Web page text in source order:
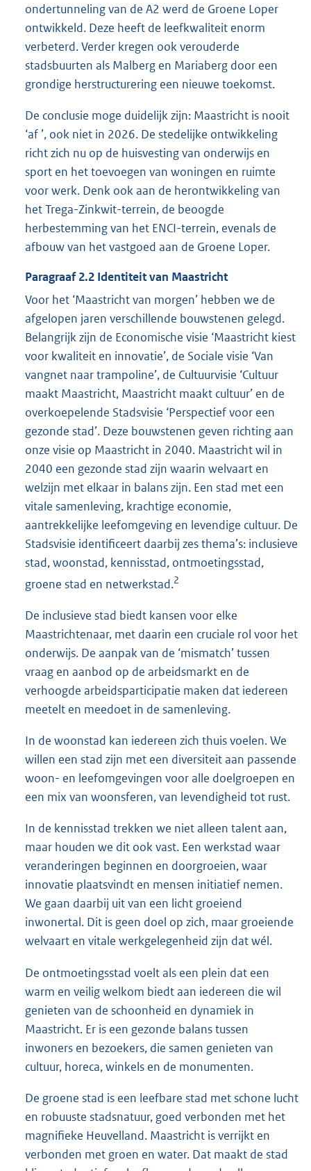
ondertunneling van de A2 werd de Groene Loper
ontwikkeld. Deze heeft de leefkwaliteit enorm
verbeterd. Verder kregen ook verouderde
stadsbuurten als Malberg en Mariaberg door een
grondige herstructurering een nieuwe toekomst.
De conclusie moge duidelijk zijn: Maastricht is nooit
‘af ’, ook niet in 2026. De stedelijke ontwikkeling
richt zich nu op de huisvesting van onderwijs en
sport en het toevoegen van woningen en ruimte
voor werk. Denk ook aan de herontwikkeling van
het Trega-Zinkwit-terrein, de beoogde
herbestemming van het ENCI-terrein, evenals de
afbouw van het vastgoed aan de Groene Loper.
Paragraaf2.2 Identiteit van Maastricht
Voor het ‘Maastricht van morgen’ hebben we de
afgelopen jaren verschillende bouwstenen gelegd.
Belangrijk zijn de Economische visie ‘Maastricht kiest
voor kwaliteit en innovatie’, de Sociale visie ‘Van
vangnet naar trampoline’, de Cultuurvisie ‘Cultuur
maakt Maastricht, Maastricht maakt cultuur’ en de
overkoepelende Stadsvisie ‘Perspectief voor een
gezonde stad’. Deze bouwstenen geven richting aan
onze visie op Maastricht in 2040. Maastricht wil in
2040 een gezonde stad zijn waarin welvaart en
welzijn met elkaar in balans zijn. Een stad met een
vitale samenleving, krachtige economie,
aantrekkelijke leefomgeving en levendige cultuur. De
Stadsvisie identificeert daarbij zes thema’s: inclusieve
stad, woonstad, kennisstad, ontmoetingsstad,
groene stad en netwerkstad.2
De inclusieve stad biedt kansen voor elke
Maastrichtenaar, met daarin een cruciale rol voor het
onderwijs. De aanpak van de ‘mismatch’ tussen
vraag en aanbod op de arbeidsmarkt en de
verhoogde arbeidsparticipatie maken dat iedereen
meetelt en meedoet in de samenleving.
In de woonstad kan iedereen zich thuis voelen. We
willen een stad zijn met een diversiteit aan passende
woon- en leefomgevingen voor alle doelgroepen en
een mix van woonsferen, van levendigheid tot rust.
In de kennisstad trekken we niet alleen talent aan,
maar houden we dit ook vast. Een werkstad waar
veranderingen beginnen en doorgroeien, waar
innovatie plaatsvindt en mensen initiatief nemen.
We gaan daarbij uit van een licht groeiend
inwonertal. Dit is geen doel op zich, maar groeiende
welvaart en vitale werkgelegenheid zijn dat wél.
De ontmoetingsstad voelt als een plein dat een
warm en veilig welkom biedt aan iedereen die wil
genieten van de schoonheid en dynamiek in
Maastricht. Er is een gezonde balans tussen
inwoners en bezoekers, die samen genieten van
cultuur, horeca, winkels en de monumenten.
De groene stad is een leefbare stad met schone lucht
en robuuste stadsnatuur, goed verbonden met het
magnifieke Heuvelland. Maastricht is verrijkt en
verbonden met groen en water. Dat maakt de stad